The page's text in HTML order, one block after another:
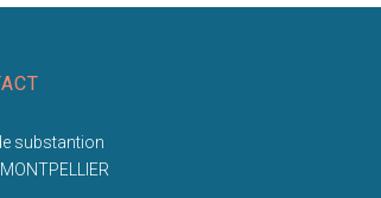
substantion